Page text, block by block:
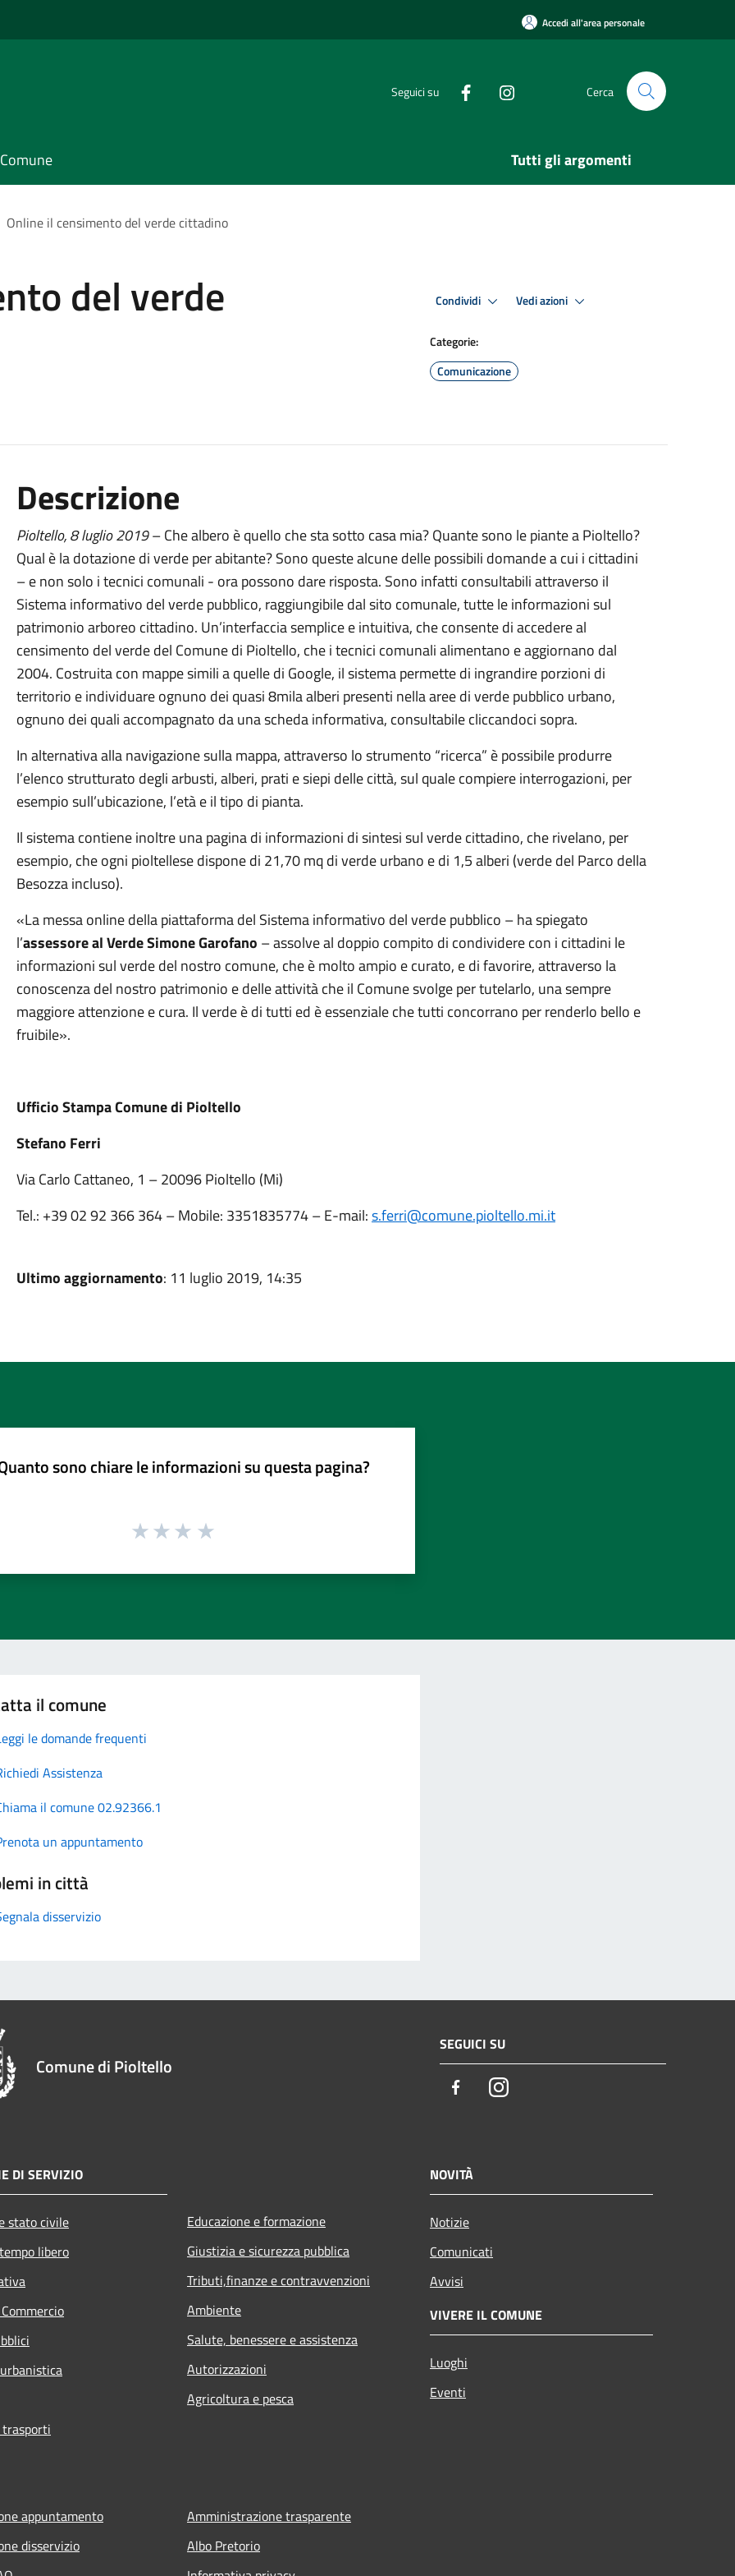
Accedi all'area personale
Seguici su Cerca
Tutti gli argomenti
Online il censimento del verde cittadino
del verde Condividi Vedi azioni
Categorie:
Comunicazione
Descrizione
Pioltello,8luglio2019– Che albero è quello che sta sotto casa mia? Quante sono le piante a Pioltello?
Qual è la dotazione di verde per abitante? Sono queste alcune delle possibili domande a cui i cittadini
– e non solo i tecnici comunali - ora possono dare risposta. Sono infatti consultabili attraverso il
Sistema informativo del verde pubblico, raggiungibile dal sito comunale, tutte le informazioni sul
patrimonio arboreo cittadino. Un’interfaccia semplice e intuitiva, che consente di accedere al
censimento del verde del Comune di Pioltello, che i tecnici comunali alimentano e aggiornano dal
2004. Costruita con mappe simili a quelle di Google, il sistema permette di ingrandire porzioni di
territorio e individuare ognuno dei quasi 8mila alberi presenti nella aree di verde pubblico urbano,
ognuno dei quali accompagnato da una scheda informativa, consultabile cliccandoci sopra.
In alternativa alla navigazione sulla mappa, attraverso lo strumento “ricerca” è possibile produrre
l’elenco strutturato degli arbusti, alberi, prati e siepi delle città, sul quale compiere interrogazioni, per
esempio sull’ubicazione, l’età e il tipo di pianta.
Il sistema contiene inoltre una pagina di informazioni di sintesi sul verde cittadino, che rivelano, per
esempio, che ogni pioltellese dispone di 21,70 mq di verde urbano e di 1,5 alberi (verde del Parco della
Besozza incluso).
«La messa online della piattaforma del Sistema informativo del verde pubblico – ha spiegato
l’assessore al Verde Simone Garofano – assolve al doppio compito di condividere con i cittadini le
informazioni sul verde del nostro comune, che è molto ampio e curato, e di favorire, attraverso la
conoscenza del nostro patrimonio e delle attività che il Comune svolge per tutelarlo, una sempre
maggiore attenzione e cura. Il verde è di tutti ed è essenziale che tutti concorrano per renderlo bello e
fruibile».
Ufficio Stampa Comune di Pioltello
Stefano Ferri
Via Carlo Cattaneo, 1 – 20096 Pioltello (Mi)
Tel.: +39 02 92 366 364 – Mobile: 3351835774 – E-mail:s.ferri@comune.pioltello.mi.it
Ultimo aggiornamento: 11 luglio 2019, 14:35
sono chiare le informazioni su questa pagina?
il comune
le domande frequenti
Assistenza
il comune 02.92366.1
un appuntamento
in città
disservizio
Comune di Pioltello
SEGUICI SU
FacebookInstagram
DI SERVIZIO
stato civile
libero
Educazione e formazione
Giustizia e sicurezza pubblica
Tributi,finanze e contravvenzioni
Ambiente
Salute, benessere e assistenza
Autorizzazioni
Agricoltura e pesca
NOVITÀ
Notizie
Comunicati
Avvisi
VIVERE IL COMUNE
Luoghi
Eventi
appuntamento
disservizio
Amministrazione trasparente
Albo Pretorio